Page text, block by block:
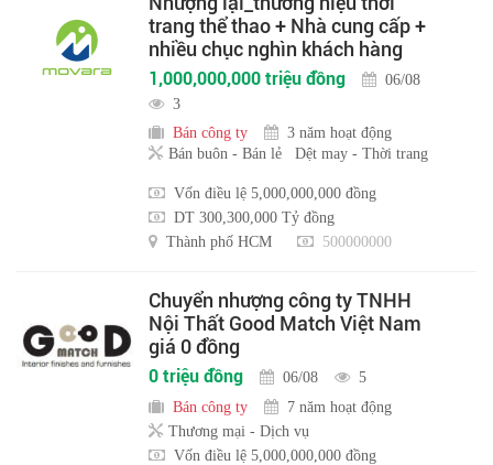
trang thể thao + Nhà cung cấp +
nhiều chục nghìn khách hàng
1,000,000,000 triệu đồng
06/08
3
Bán công ty
3 năm hoạt động
Bán buôn - Bán lẻ
Dệt may - Thời trang
Vốn điều lệ 5,000,000,000 đồng
DT 300,300,000 Tỷ đồng
Thành phố HCM
500000000
Chuyển nhượng công ty TNHH
Nội Thất Good Match Việt Nam
giá 0 đồng
0 triệu đồng 06/08
5
Bán công ty
7 năm hoạt động
Thương mại - Dịch vụ
Vốn điều lệ 5,000,000,000 đồng